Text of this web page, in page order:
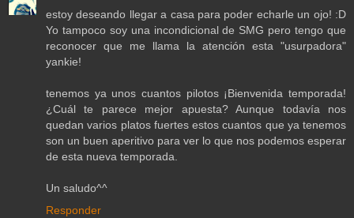
estoy deseando llegar a casa para poder echarle un ojo! :D
Yo tampoco soy una incondicional de SMG pero tengo que
reconocer que me llama la atención esta "usurpadora"
yankie!
tenemos ya unos cuantos pilotos ¡Bienvenida temporada!
¿Cuál te parece mejor apuesta? Aunque todavía nos
quedan varios platos fuertes estos cuantos que ya tenemos
son un buen aperitivo para ver lo que nos podemos esperar
de esta nueva temporada.
Un saludo^^
Responder